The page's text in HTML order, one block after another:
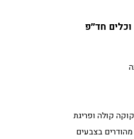
חד״פ
קולה ופריגת
בצבעים